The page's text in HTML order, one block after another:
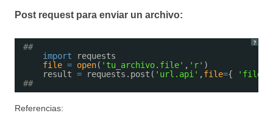
Post request para enviar un archivo:
?
##
import
requests
file = open( 'tu_archivo.file' , 'r' )
result = requests.post( 'url.api' ,file={ 'file'
##
Referencias: